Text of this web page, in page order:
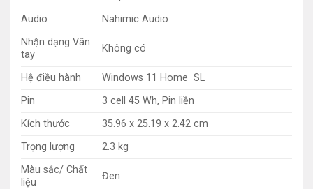
Audio
Nahimic Audio
Nhận dạng Vân
tay
Không có
Hệ điều hành
Windows 11 Home SL
Pin
3 cell 45 Wh, Pin liền
Kích thước
35.96 x 25.19 x 2.42 cm
Trọng lượng
2.3 kg
Màu sắc/ Chất
liệu
Đen